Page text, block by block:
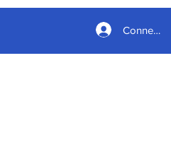
Connexion